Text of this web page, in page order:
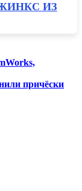
ИЗ
причёски